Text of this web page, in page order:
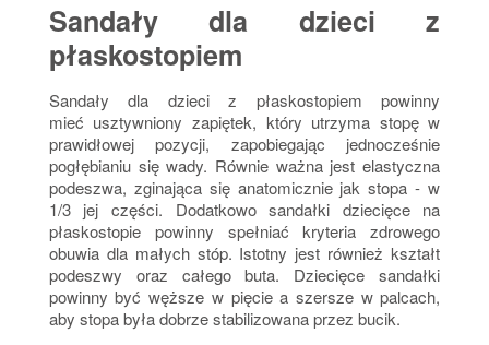
Sandały dla dzieci z
płaskostopiem
Sandały dla dzieci z płaskostopiem powinny
mieć usztywniony zapiętek, który utrzyma stopę w
prawidłowej pozycji, zapobiegając jednocześnie
pogłębianiu się wady. Równie ważna jest elastyczna
podeszwa, zginająca się anatomicznie jak stopa - w
1/3 jej części. Dodatkowo sandałki dziecięce na
płaskostopie powinny spełniać kryteria zdrowego
obuwia dla małych stóp. Istotny jest również kształt
podeszwy oraz całego buta. Dziecięce sandałki
powinny być węższe w pięcie a szersze w palcach,
aby stopa była dobrze stabilizowana przez bucik.